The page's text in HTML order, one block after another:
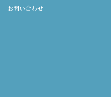
お問い合わせ